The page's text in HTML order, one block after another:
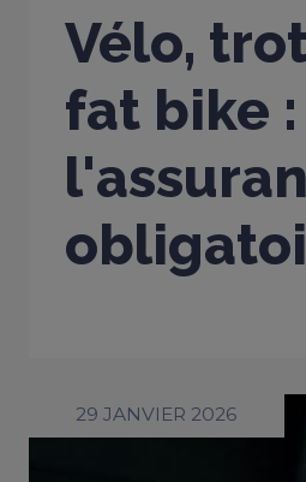
Vélo,
fat bike
29 JANVIER 2026